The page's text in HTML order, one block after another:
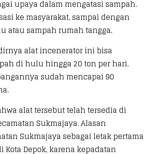
upaya dalam mengatasi sampah.
ke masyarakat, sampai dengan
atau sampah rumah tangga.
alat incenerator ini bisa
di hulu hingga 20 ton per hari.
sudah mencapai 90
alat tersebut telah tersedia di
Sukmajaya. Alasan
Sukmajaya sebagai letak pertama
Depok, karena kepadatan